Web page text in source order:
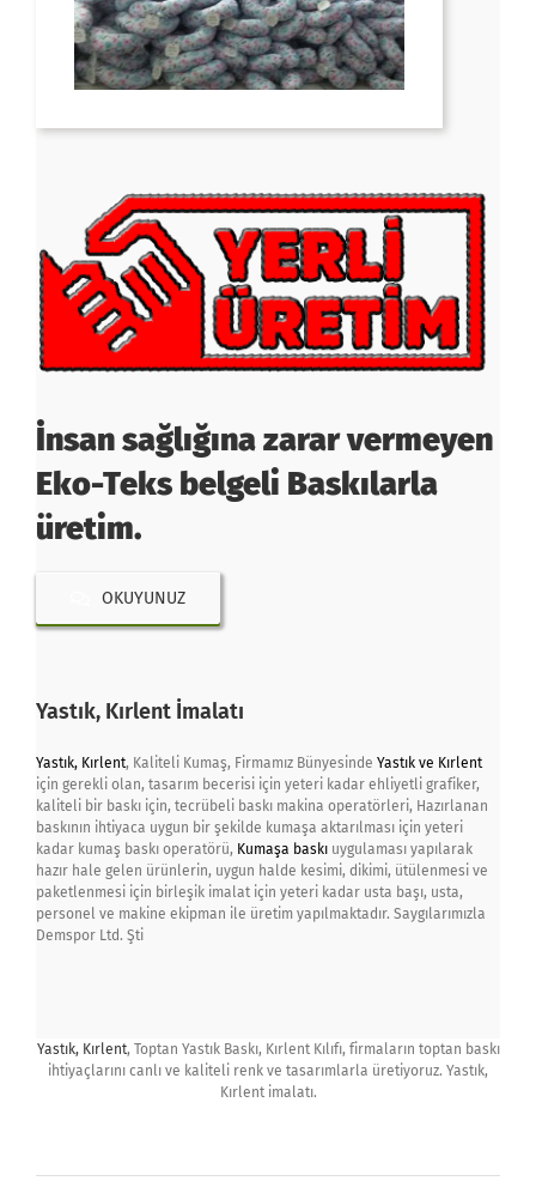
İnsan sağlığına zarar vermeyen
Eko-Teks belgeli Baskılarla
üretim.
OKUYUNUZ
Yastık, Kırlent İmalatı
Yastık, Kırlent, Kaliteli Kumaş, Firmamız Bünyesinde Yastık ve Kırlent
için gerekli olan, tasarım becerisi için yeteri kadar ehliyetli grafiker,
kaliteli bir baskı için, tecrübeli baskı makina operatörleri, Hazırlanan
baskının ihtiyaca uygun bir şekilde kumaşa aktarılması için yeteri
kadar kumaş baskı operatörü, Kumaşa baskıuygulaması yapılarak
hazır hale gelen ürünlerin, uygun halde kesimi, dikimi, ütülenmesi ve
paketlenmesi için birleşik imalat için yeteri kadar usta başı, usta,
personel ve makine ekipman ile üretim yapılmaktadır. Saygılarımızla
Demspor Ltd. Şti
Yastık, Kırlent, Toptan Yastık Baskı, Kırlent Kılıfı, firmaların toptan baskı
ihtiyaçlarını canlı ve kaliteli renk ve tasarımlarla üretiyoruz. Yastık,
Kırlent imalatı.